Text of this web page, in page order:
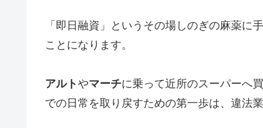
「即日融資」というその場しのぎの麻薬に
ことになります。
アルトやマーチに乗って近所のスーパーへ
での日常を取り戻すための第一歩は、違法